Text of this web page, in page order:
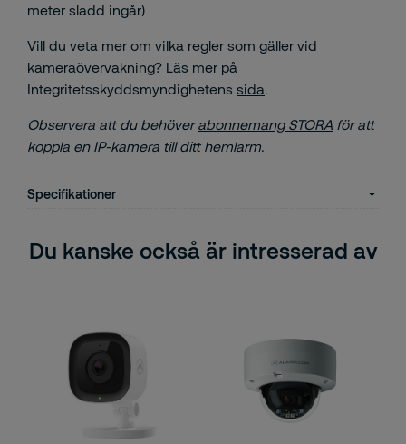
meter sladd ingår)
Vill du veta mer om vilka regler som gäller vid
kameraövervakning? Läs mer på
Integritetsskyddsmyndighetens sida.
Observera att du behöverabonnemang STORA för att
koppla en IP-kamera till ditt hemlarm.
Specifikationer
Du kanske också är intresserad av